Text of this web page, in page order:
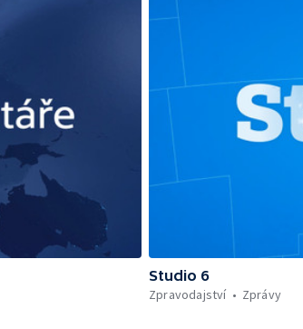
Studio 6
Zpravodajství
Zprávy